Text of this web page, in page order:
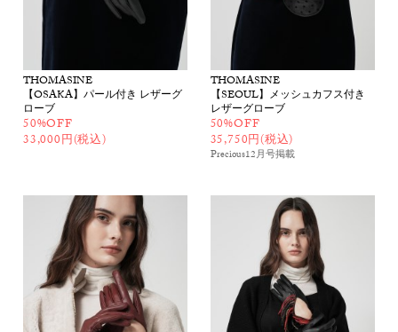
THOMASINE
【OSAKA】パール付き レザーグ
ローブ
50%OFF
33,000円(税込)
THOMASINE
【SEOUL】メッシュカフス付き
レザーグローブ
50%OFF
35,750円(税込)
Precious12月号掲載